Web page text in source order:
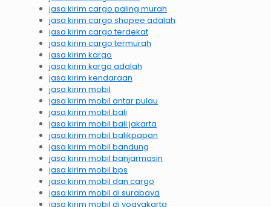
jasa kirim cargo paling murah
jasa kirim cargo shopee adalah
jasa kirim cargo terdekat
jasa kirim cargo termurah
jasa kirim kargo
jasa kirim kargo adalah
jasa kirim kendaraan
jasa kirim mobil
jasa kirim mobil antar pulau
jasa kirim mobil bali
jasa kirim mobil bali jakarta
jasa kirim mobil balikpapan
jasa kirim mobil bandung
jasa kirim mobil banjarmasin
jasa kirim mobil bps
jasa kirim mobil dan cargo
jasa kirim mobil di surabaya
jasa kirim mobil di yogyakarta